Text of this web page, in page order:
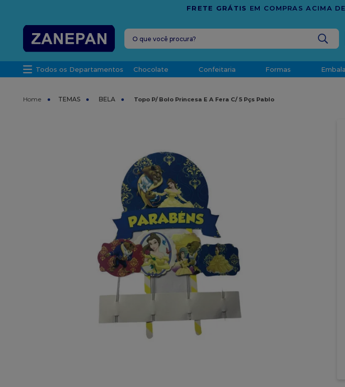
O que você procura?
Todos os Departamentos Chocolate Confeitaria Formas
TEMAS BELA Topo P/ Bolo Princesa E A Fera C/ 5 Pçs Pablo
caixa
º
sacola
vabene
8º
granulado
9º
caixa kraft
10º chocolate